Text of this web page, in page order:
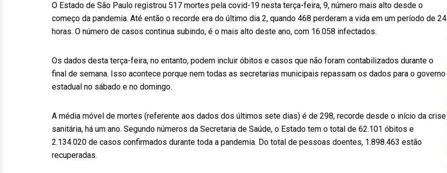
O Estado de São Paulo registrou 517 mortes pela covid-19 nesta terça-feira, 9, número mais alto desde o
começo da pandemia. Até então o recorde era do último dia 2, quando 468 perderam a vida em um período de 24
horas. O número de casos continua subindo, é o mais alto deste ano, com 16.058 infectados.
Os dados desta terça-feira, no entanto, podem incluir óbitos e casos que não foram contabilizados durante o
final de semana. Isso acontece porque nem todas as secretarias municipais repassam os dados para o governo
estadual no sábado e no domingo.
A média móvel de mortes (referente aos dados dos últimos sete dias) é de 298, recorde desde o início da crise
sanitária, há um ano. Segundo números da Secretaria de Saúde, o Estado tem o total de 62.101 óbitos e
2.134.020 de casos confirmados durante toda a pandemia. Do total de pessoas doentes, 1.898.463 estão
recuperadas.